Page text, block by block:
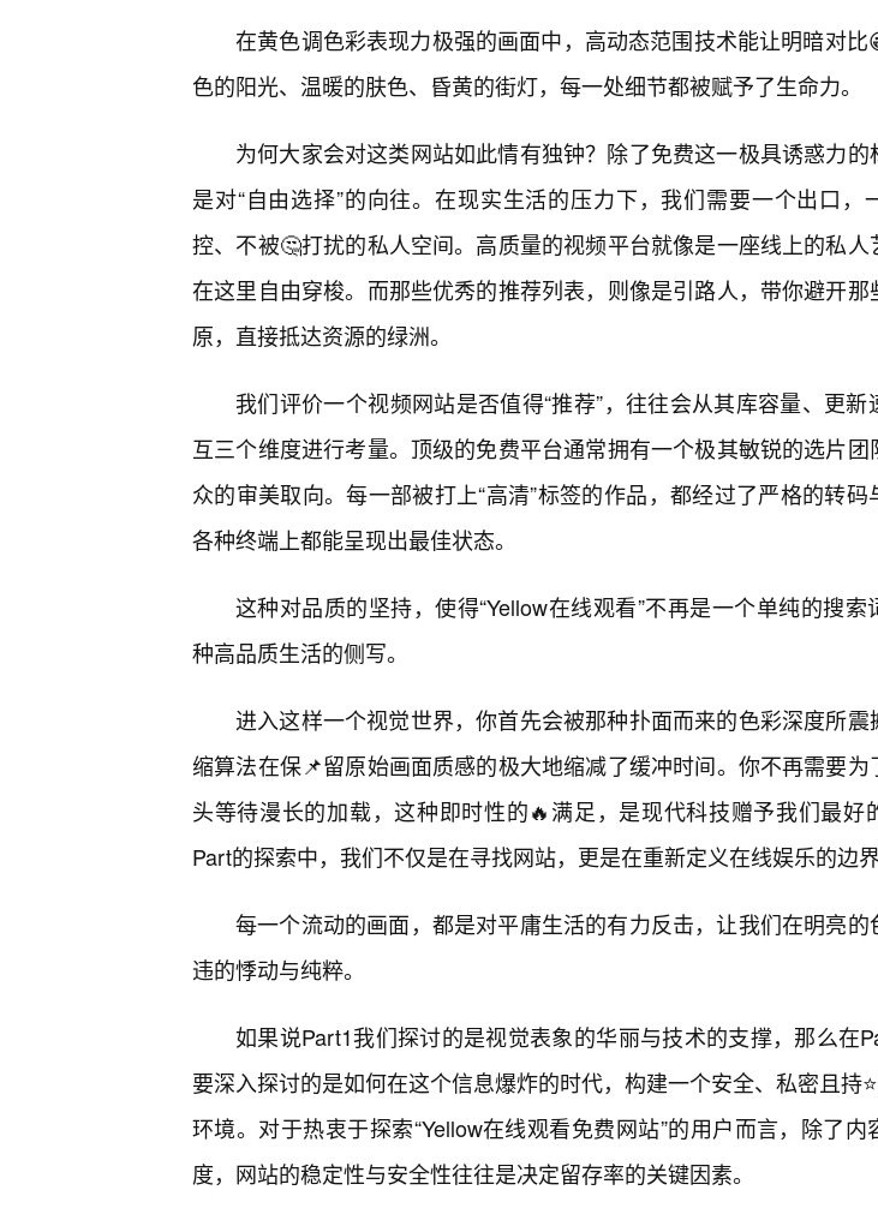
在黄色调色彩表现力极强的画面中，高动态范围技术能让明暗对
色的阳光、温暖的肤色、昏黄的街灯，每一处细节都被赋予了生命力。
为何大家会对这类网站如此情有独钟？除了免费这一极具诱惑力的
是对“自由选择”的向往。在现实生活的压力下，我们需要一个出口，
控、不被🤔打扰的私人空间。高质量的视频平台就像是一座线上的私人
在这里自由穿梭。而那些优秀的推荐列表，则像是引路人，带你避开
原，直接抵达资源的绿洲。
我们评价一个视频网站是否值得“推荐”，往往会从其库容量、更新
互三个维度进行考量。顶级的免费平台通常拥有一个极其敏锐的选片
众的审美取向。每一部被打上“高清”标签的作品，都经过了严格的转码
各种终端上都能呈现出最佳状态。
这种对品质的坚持，使得“Yellow在线观看”不再是一个单纯的搜
种高品质生活的侧写。
进入这样一个视觉世界，你首先会被那种扑面而来的色彩深度所
缩算法在保📌留原始画面质感的极大地缩减了缓冲时间。你不再需要
头等待漫长的加载，这种即时性的🔥满足，是现代科技赠予我们最好
Part的探索中，我们不仅是在寻找网站，更是在重新定义在线娱乐的边界
每一个流动的画面，都是对平庸生活的有力反击，让我们在明亮的
违的悸动与纯粹。
如果说Part1我们探讨的是视觉表象的华丽与技术的支撑，那么在
要深入探讨的是如何在这个信息爆炸的时代，构建一个安全、私密且持
环境。对于热衷于探索“Yellow在线观看免费网站”的用户而言，除了内
度，网站的稳定性与安全性往往是决定留存率的关键因素。